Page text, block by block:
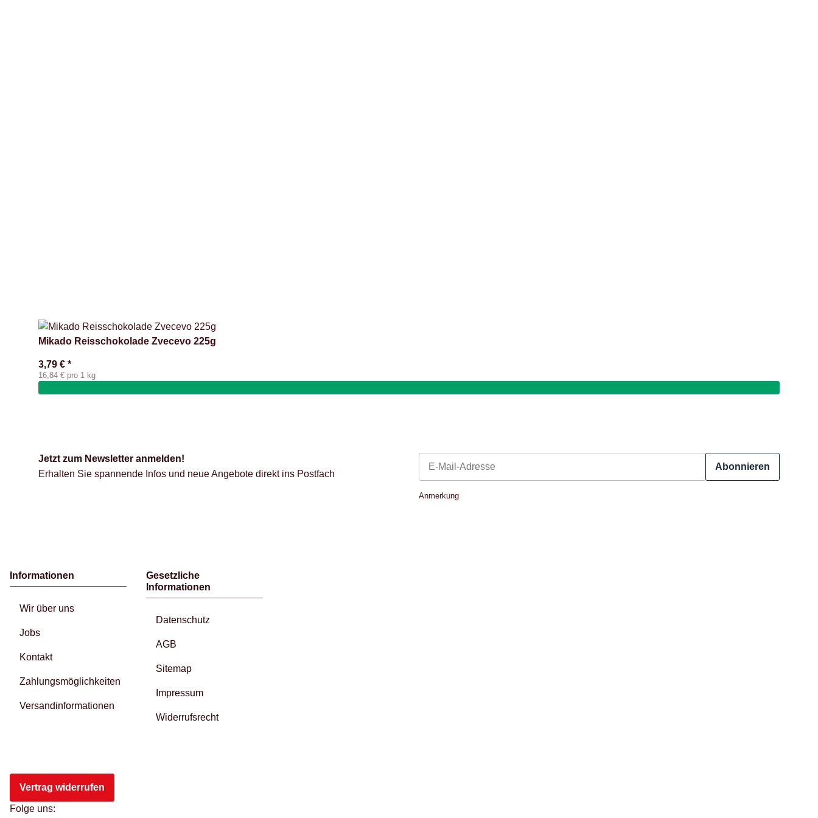
Mikado Reisschokolade Zvecevo 225g
3,79 € *
16,84 € pro 1 kg
Jetzt zum Newsletter anmelden!
Erhalten Sie spannende Infos und neue Angebote direkt ins Postfach
Abonnieren
Anmerkung
Informationen
Wir über uns
Jobs
Kontakt
Zahlungsmöglichkeiten
Versandinformationen
Gesetzliche
Informationen
Datenschutz
AGB
Sitemap
Impressum
Widerrufsrecht
Vertrag widerrufen
Folge uns: